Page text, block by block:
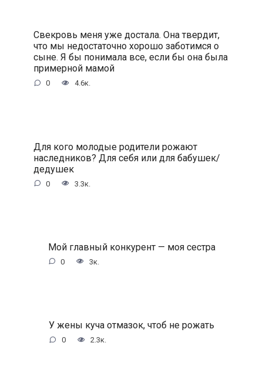
Свекровь меня уже достала. Она твердит,
что мы недостаточно хорошо заботимся о
сыне. Я бы понимала все, если бы она была
примерной мамой
0 4.6к.
Для кого молодые родители рожают
наследников? Для себя или для бабушек/
дедушек
0 3.3к.
Мой главный конкурент — моя сестра
0 3к.
У жены куча отмазок, чтоб не рожать
0 2.3к.